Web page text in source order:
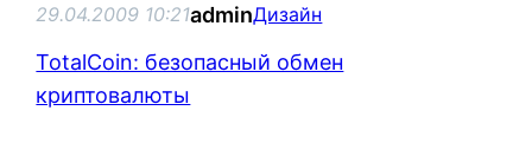
29.04.2009 10:21adminДизайн
TotalCoin: безопасный обмен
криптовалюты